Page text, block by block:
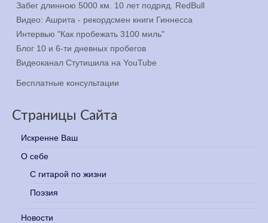
Забег длинною 5000 км. 10 лет подряд. RedBull
Видео: Ашрита - рекордсмен книги Гиннесса
Интервью "Как пробежать 3100 миль"
Блог 10 и 6-ти дневных пробегов
Видеоканал Стутишила на YouTube
Бесплатные консультации
Страницы Сайта
Искренне Ваш
О себе
С гитарой по жизни
Поэзия
Новости